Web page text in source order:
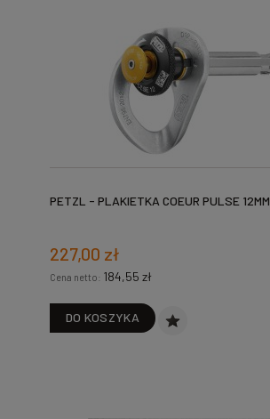
PETZL - PLAKIETKA COEUR PULSE 12MM
227,00 zł
Cena netto: 184,55 zł
DO KOSZYKA